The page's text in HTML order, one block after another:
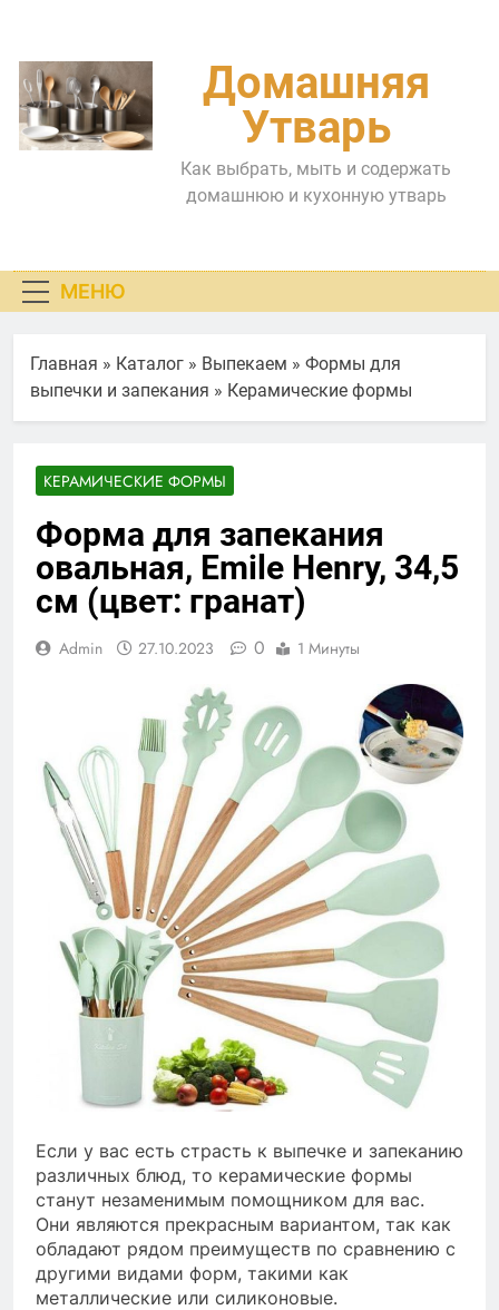
содержимому
Домашняя
Утварь
Как выбрать, мыть и содержать
домашнюю и кухонную утварь
МЕНЮ
Главная » Каталог » Выпекаем » Формы для
выпечки и запекания » Керамические формы
КЕРАМИЧЕСКИЕ ФОРМЫ
Форма для запекания
овальная, Emile Henry, 34,5
см (цвет: гранат)
Admin 27.10.2023 0 1 Минуты
Если у вас есть страсть к выпечке и запеканию
различных блюд, то керамические формы
станут незаменимым помощником для вас.
Они являются прекрасным вариантом, так как
обладают рядом преимуществ по сравнению с
другими видами форм, такими как
металлические или силиконовые.